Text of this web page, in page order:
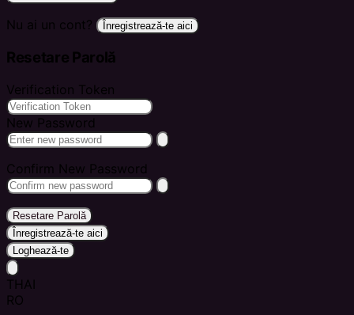
Nu ai un cont? Înregistrează-te aici
Resetare Parolă
Verification Token
New Password
Confirm New Password
Resetare Parolă
Înregistrează-te aici
Loghează-te
THAI
RO